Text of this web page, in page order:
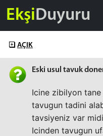
EkşiDuyuru
AÇIK
Eski usul tavuk
Icine zibilyon
tavugun tadini
tavsiyeniz var
Icinden tavugun